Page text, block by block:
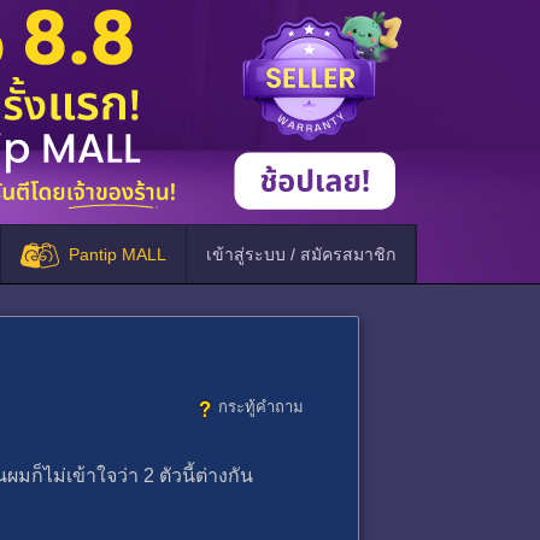
Pantip MALL เข้าสู่ระบบ / สมัครสมาชิก
กระทู้คำถาม
มก็ไม่เข้าใจว่า 2 ตัวนี้ต่างกัน